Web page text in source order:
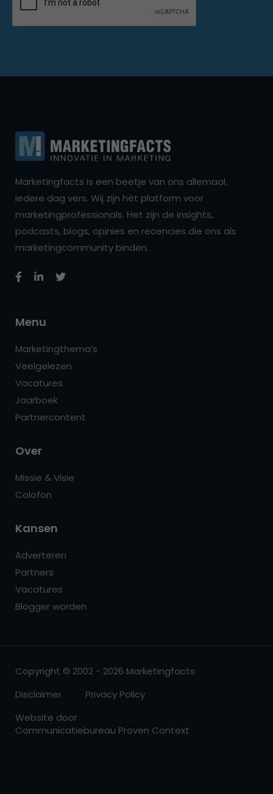
Marketingfacts is een beetje van ons allemaal,
iedere dag vers. Wij zijn hét platform voor
marketingprofessionals. Het zijn de insights,
podcasts, blogs, opinies en recencies die ons als
marketingcommunity binden.
Menu
Marketingthema’s
Veelgelezen
Vacatures
Jaarboek
Partnercontent
Over
Missie & Visie
Colofon
Kansen
Adverteren
Partners
Vacatures
Blogger worden
Copyright © 2002 - 2026 Marketingfacts
Disclaimer
Privacy Policy
Website door
Communicatiebureau Proven Context